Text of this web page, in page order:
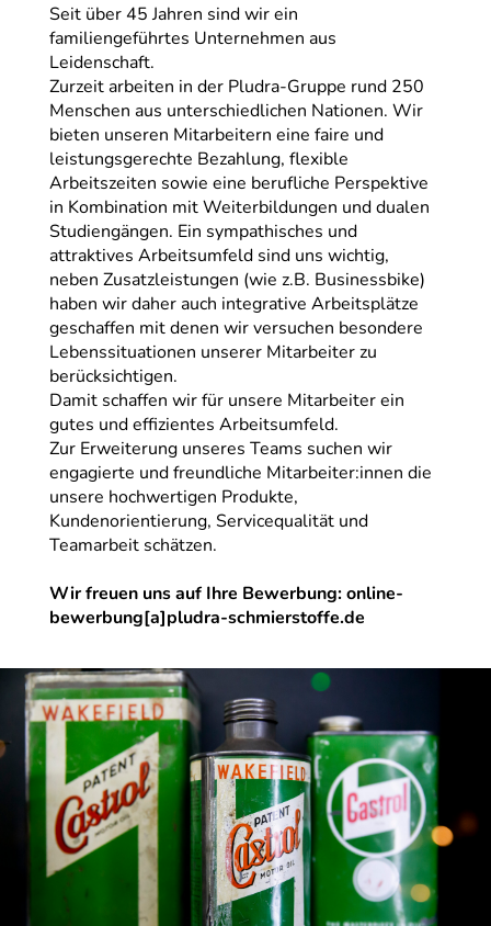
Seit über 45 Jahren sind wir ein
familiengeführtes Unternehmen aus
Leidenschaft.
Zurzeit arbeiten in der Pludra-Gruppe rund 250
Menschen aus unterschiedlichen Nationen. Wir
bieten unseren Mitarbeitern eine faire und
leistungsgerechte Bezahlung, flexible
Arbeitszeiten sowie eine berufliche Perspektive
in Kombination mit Weiterbildungen und dualen
Studiengängen. Ein sympathisches und
attraktives Arbeitsumfeld sind uns wichtig,
neben Zusatzleistungen (wie z.B. Businessbike)
haben wir daher auch integrative Arbeitsplätze
geschaffen mit denen wir versuchen besondere
Lebenssituationen unserer Mitarbeiter zu
berücksichtigen.
Damit schaffen wir für unsere Mitarbeiter ein
gutes und effizientes Arbeitsumfeld.
Zur Erweiterung unseres Teams suchen wir
engagierte und freundliche Mitarbeiter:innen die
unsere hochwertigen Produkte,
Kundenorientierung, Servicequalität und
Teamarbeit schätzen.
Wir freuen uns auf Ihre Bewerbung: online-
bewerbung[a]pludra-schmierstoffe.de